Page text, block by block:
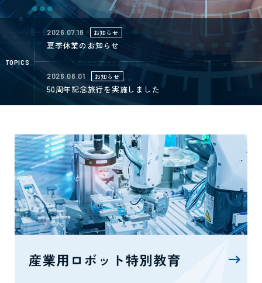
TOPICS
2026.07.16 お知らせ
夏季休業のお知らせ
2026.06.01 お知らせ
50周年記念旅行を実施しました